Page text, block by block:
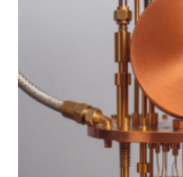
vermutet, weltweit war
Atomkern-Zuständen
einem Team der TU
internationaler Partner
Der lange diskutierte
gefunden. Kurz darauf
Thorium tatsächlich